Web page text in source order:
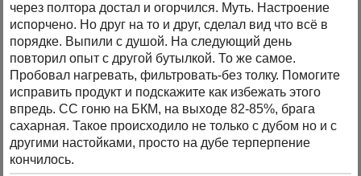
через полтора достал и огорчился. Муть. Настроение
испорчено. Но друг на то и друг, сделал вид что всё в
порядке. Выпили с душой. На следующий день
повторил опыт с другой бутылкой. То же самое.
Пробовал нагревать, фильтровать-без толку. Помогите
исправить продукт и подскажите как избежать этого
впредь. СС гоню на БКМ, на выходе 82-85%, брага
сахарная. Такое происходило не только с дубом но и с
другими настойками, просто на дубе терперпение
кончилось.